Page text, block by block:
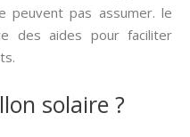
peuvent pas assumer. le
des aides pour faciliter
solaire ?